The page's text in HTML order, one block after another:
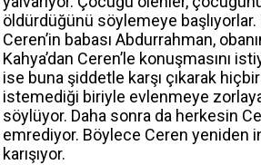
öldürdüğünü söylemeye
Ceren’in babası Abdurrahman,
Kahya’dan Ceren’le konuşmasını
ise buna şiddetle karşı çıkarak
istemediği biriyle evlenmeye
söylüyor. Daha sonra da herkesin
emrediyor. Böylece Ceren yeniden
karışıyor.